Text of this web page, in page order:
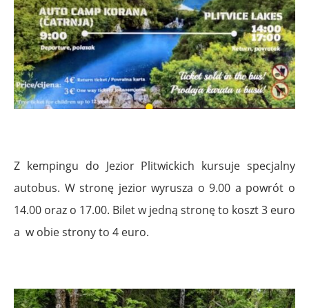
Z kempingu do Jezior Plitwickich kursuje specjalny
autobus. W stronę jezior wyrusza o 9.00 a powrót o
14.00 oraz o 17.00. Bilet w jedną stronę to koszt 3 euro
a w obie strony to 4 euro.